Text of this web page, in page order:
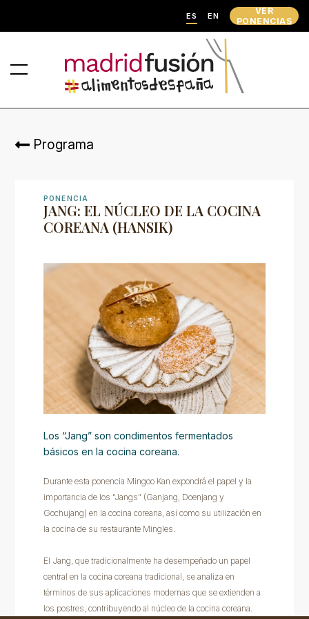
ES EN
VER
PONENCIAS
Programa
PONENCIA
JANG: EL NÚCLEO DE LA COCINA
COREANA (HANSIK)
Los “Jang” son condimentos fermentados
básicos en la cocina coreana.
Durante esta ponencia Mingoo Kan expondrá el papel y la
importancia de los "Jangs" (Ganjang, Doenjang y
Gochujang) en la cocina coreana, así como su utilización en
la cocina de su restaurante Mingles.
El Jang, que tradicionalmente ha desempeñado un papel
central en la cocina coreana tradicional, se analiza en
términos de sus aplicaciones modernas que se extienden a
los postres, contribuyendo al núcleo de la cocina coreana.